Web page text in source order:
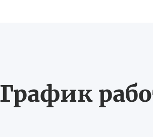
График